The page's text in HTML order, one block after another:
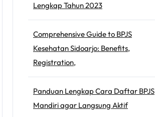
Lengkap Tahun 2023
Comprehensive Guide to BPJS
Kesehatan Sidoarjo: Benefits,
Registration,
Panduan Lengkap Cara Daftar BPJS
Mandiri agar Langsung Aktif